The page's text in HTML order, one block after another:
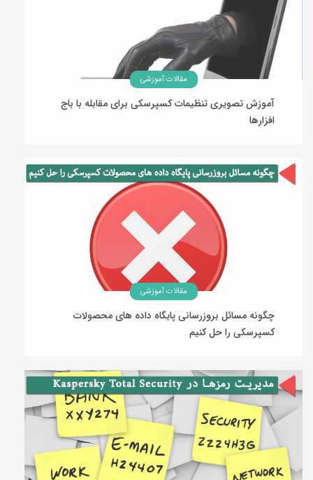
مقالات آموزشی
آموزش تصویری تنظیمات کسپرسکی برای مقابله با باج
افزارها
مقالات آموزشی
چگونه مسائل بروزرسانی پایگاه داده های محصولات
کسپرسکی را حل کنیم
05 بهمن 1394